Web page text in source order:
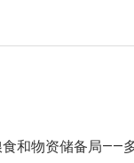
和物资储备局——